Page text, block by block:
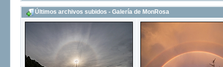
Últimos archivos subidos - Galería de MonRosa